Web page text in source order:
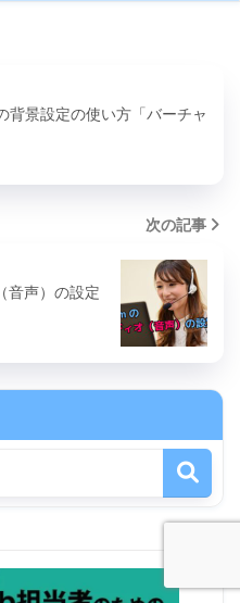
背景設定の使い方「バーチャ
次の記事
音声）の設定